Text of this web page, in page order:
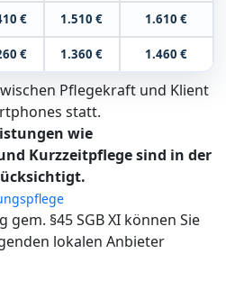
€ 1.510 € 1.610 €
€ 1.360 € 1.460 €
Pflegekraft und Klient
statt.
wie
Kurzzeitpflege sind in der
§45 SGB XI können Sie
lokalen Anbieter